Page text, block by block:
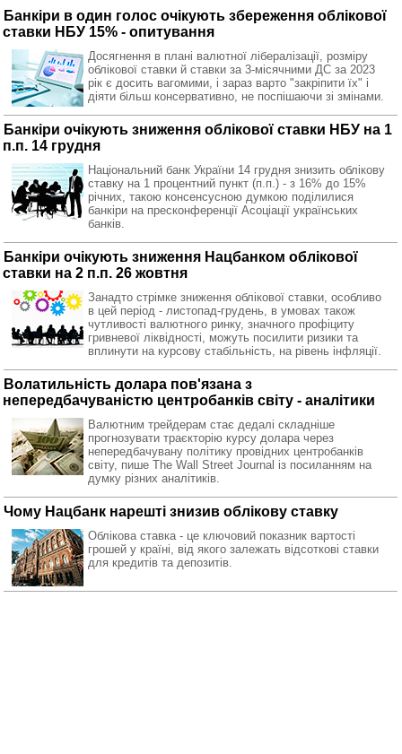
Банкіри в один голос очікують збереження облікової
ставки НБУ 15% - опитування
Досягнення в плані валютної лібералізації, розміру
облікової ставки й ставки за 3-місячними ДС за 2023
рік є досить вагомими, і зараз варто "закріпити їх" і
діяти більш консервативно, не поспішаючи зі змінами.
Банкіри очікують зниження облікової ставки НБУ на 1
п.п. 14 грудня
Національний банк України 14 грудня знизить облікову
ставку на 1 процентний пункт (п.п.) - з 16% до 15%
річних, такою консенсусною думкою поділилися
банкіри на пресконференції Асоціації українських
банків.
Банкіри очікують зниження Нацбанком облікової
ставки на 2 п.п. 26 жовтня
Занадто стрімке зниження облікової ставки, особливо
в цей період - листопад-грудень, в умовах також
чутливості валютного ринку, значного профіциту
гривневої ліквідності, можуть посилити ризики та
вплинути на курсову стабільність, на рівень інфляції.
Волатильність долара пов'язана з
непередбачуваністю центробанків світу - аналітики
Валютним трейдерам стає дедалі складніше
прогнозувати траєкторію курсу долара через
непередбачувану політику провідних центробанків
світу, пише The Wall Street Journal із посиланням на
думку різних аналітиків.
Чому Нацбанк нарешті знизив облікову ставку
Облікова ставка - це ключовий показник вартості
грошей у країні, від якого залежать відсоткові ставки
для кредитів та депозитів.